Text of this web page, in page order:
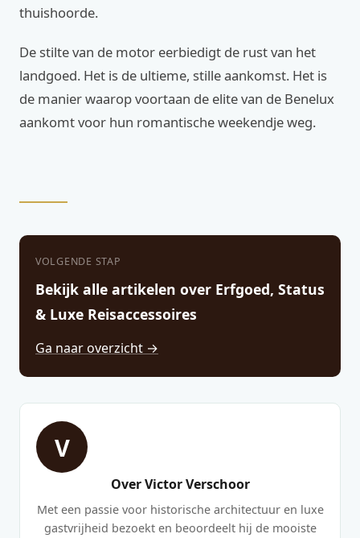
thuishoorde.
De stilte van de motor eerbiedigt de rust van het
landgoed. Het is de ultieme, stille aankomst. Het is
de manier waarop voortaan de elite van de Benelux
aankomt voor hun romantische weekendje weg.
VOLGENDE STAP
Bekijk alle artikelen over Erfgoed, Status
& Luxe Reisaccessoires
Ga naar overzicht →
V
Over Victor Verschoor
Met een passie voor historische architectuur en luxe
gastvrijheid bezoekt en beoordeelt hij de mooiste